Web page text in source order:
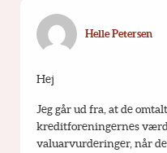
Helle Petersen
Hej
Jeg går ud fra, at de
kreditforeningernes
valuarvurderinger, når